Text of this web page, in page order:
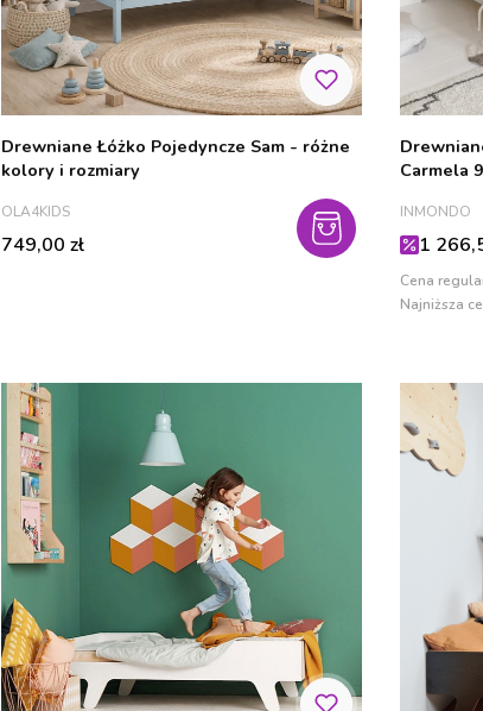
Drewniane Łóżko Pojedyncze Sam - różne
kolory i rozmiary
PRODUCENT
OLA4KIDS
Cena
749,00 zł
Carmela
PRODUCENT
INMONDO
Cena
1
Cena
Najniższa